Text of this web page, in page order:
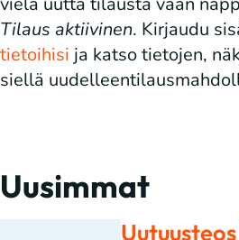
Tilaus aktiivinen. Kirjaudu
tietoihisi ja katso tietojen,
siellä
Uusimmat